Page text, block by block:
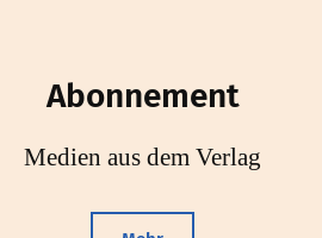
Abonnement
Medien aus dem Verlag